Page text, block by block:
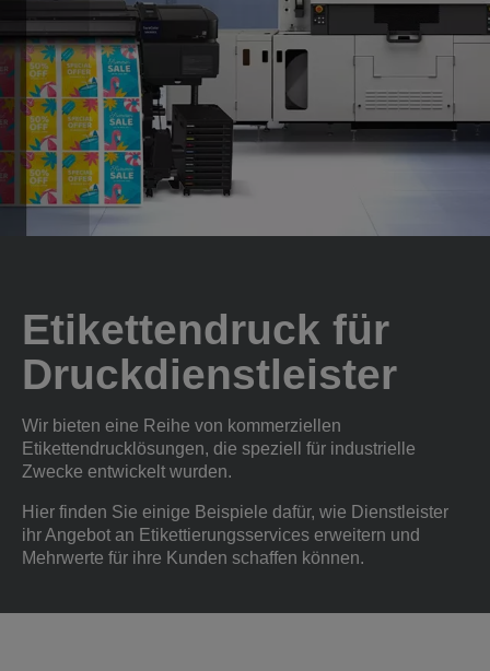
Etikettendruck für
Druckdienstleister
Wir bieten eine Reihe von kommerziellen
Etikettendrucklösungen, die speziell für industrielle
Zwecke entwickelt wurden.
Hier finden Sie einige Beispiele dafür, wie Dienstleister
ihr Angebot an Etikettierungsservices erweitern und
Mehrwerte für ihre Kunden schaffen können.